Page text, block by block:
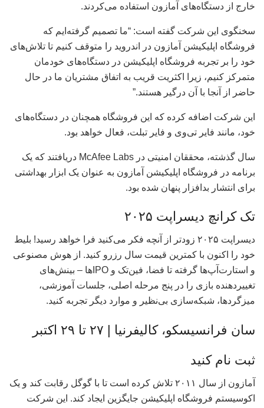
خارج از دستگاه‌های آمازون استفاده می‌کردند.
سخنگوی این شرکت گفته است: “ما تصمیم گرفته‌ایم که
فروشگاه اپلیکیشن آمازون در اندروید را متوقف کنیم تا تلاش‌های
خود را بر تجربه فروشگاه اپلیکیشن در دستگاه‌های خودمان
متمرکز کنیم، زیرا اکثریت قریب به اتفاق مشتریان ما در حال
حاضر از آنجا با آن درگیر هستند.”
این شرکت اضافه کرده که این فروشگاه همچنان در دستگاه‌های
خود، مانند فایر تی‌وی و فایر تبلت، فعال خواهد بود.
سال گذشته، محققان امنیتی در McAfee Labs دریافتند که یک
برنامه در فروشگاه اپلیکیشن آمازون به عنوان یک ابزار بهداشتی
برای انتشار بدافزار پنهان شده بود.
تک کرانچ دیسراپت ۲۰۲۵
دیسراپت ۲۰۲۵ زودتر از آنچه فکر می‌کنید فرا خواهد رسید! بلیط
خود را اکنون با کمترین قیمت سال رزرو کنید. از هوش مصنوعی
و استارت‌آپ‌ها گرفته تا فضا، فین‌تک و IPOها – بینش‌های
تغییردهنده بازی را در پنج مرحله اصلی، جلسات آموزشی،
میزگردها، شبکه‌سازی بی‌نظیر و موارد دیگر تجربه کنید.
سان فرانسیسکو، کالیفرنیا | ۲۷ تا ۲۹ اکتبر
ثبت نام کنید
آمازون از سال ۲۰۱۱ تلاش کرده است تا با گوگل رقابت کند و یک
اکوسیستم فروشگاه اپلیکیشن جایگزین ایجاد کند. این شرکت